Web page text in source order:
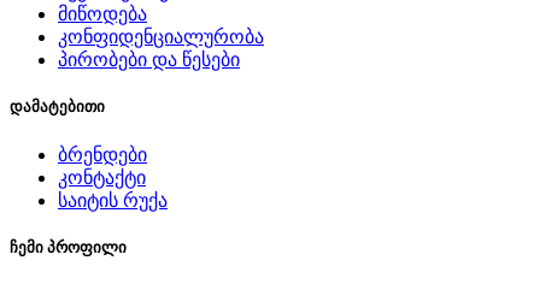
მიწოდება
კონფიდენციალურობა
პირობები და წესები
დამატებითი
ბრენდები
კონტაქტი
საიტის რუქა
ჩემი პროფილი